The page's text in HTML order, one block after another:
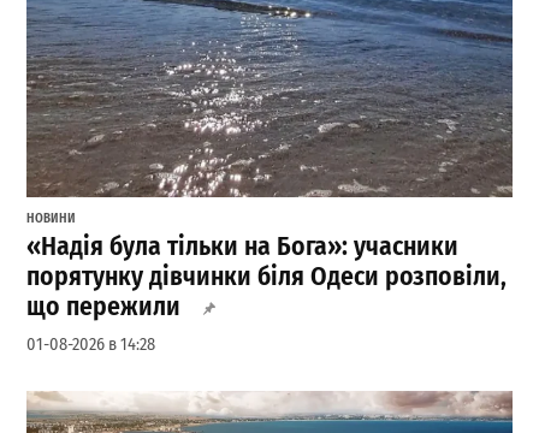
НОВИНИ
«Надія була тільки на Бога»: учасники
порятунку дівчинки біля Одеси розповіли,
що пережили
01-08-2026 в 14:28